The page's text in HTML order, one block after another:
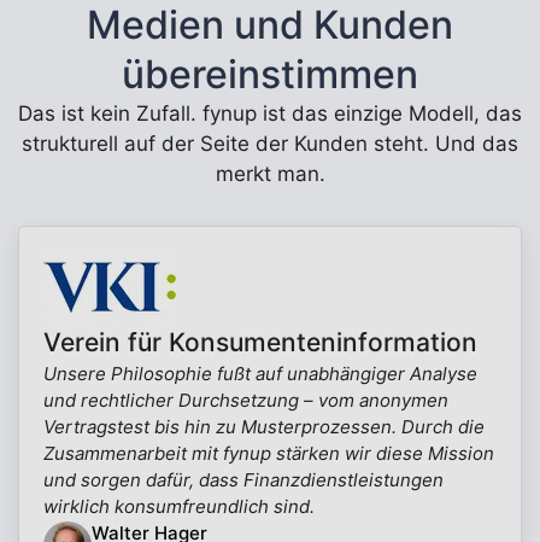
Medien und Kunden
übereinstimmen
Das ist kein Zufall. fynup ist das einzige Modell, das
strukturell auf der Seite der Kunden steht. Und das
merkt man.
Verein für Konsumenteninformation
Unsere Philosophie fußt auf unabhängiger Analyse
und rechtlicher Durchsetzung – vom anonymen
Vertragstest bis hin zu Musterprozessen. Durch die
Zusammenarbeit mit fynup stärken wir diese Mission
und sorgen dafür, dass Finanzdienstleistungen
wirklich konsumfreundlich sind.
Walter Hager